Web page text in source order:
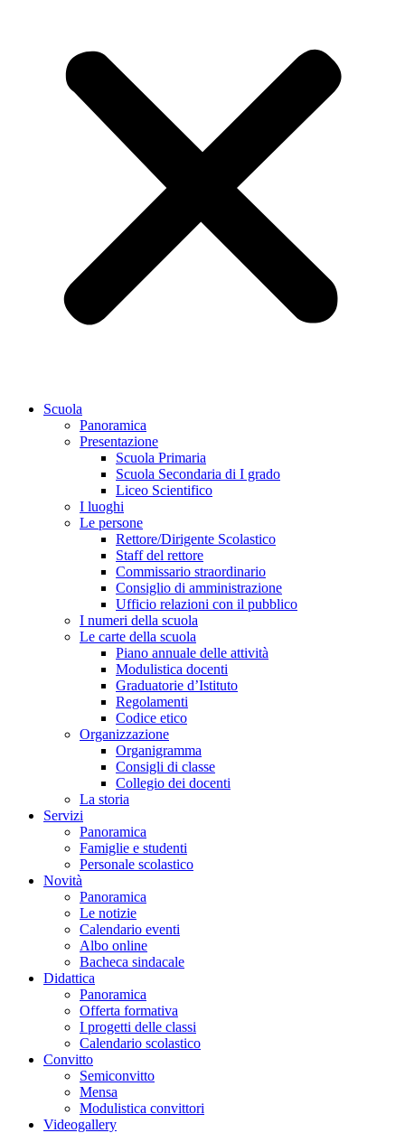
Scuola
Panoramica
Presentazione
Scuola Primaria
Scuola Secondaria di I grado
Liceo Scientifico
I luoghi
Le persone
Rettore/Dirigente Scolastico
Staff del rettore
Commissario straordinario
Consiglio di amministrazione
Ufficio relazioni con il pubblico
I numeri della scuola
Le carte della scuola
Piano annuale delle attività
Modulistica docenti
Graduatorie d’Istituto
Regolamenti
Codice etico
Organizzazione
Organigramma
Consigli di classe
Collegio dei docenti
La storia
Servizi
Panoramica
Famiglie e studenti
Personale scolastico
Novità
Panoramica
Le notizie
Calendario eventi
Albo online
Bacheca sindacale
Didattica
Panoramica
Offerta formativa
I progetti delle classi
Calendario scolastico
Convitto
Semiconvitto
Mensa
Modulistica convittori
Videogallery